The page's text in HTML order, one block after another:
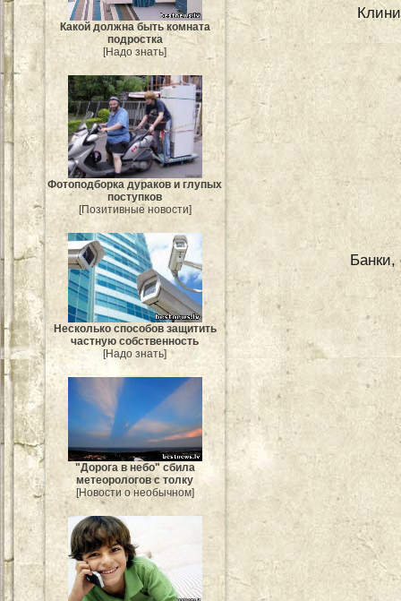
Какой должна быть комната
подростка
[Надо знать]
Фотоподборка дураков и глупых
поступков
[Позитивные новости]
Несколько способов защитить
частную собственность
[Надо знать]
"Дорога в небо" сбила
метеорологов с толку
[Новости о необычном]
Банки,